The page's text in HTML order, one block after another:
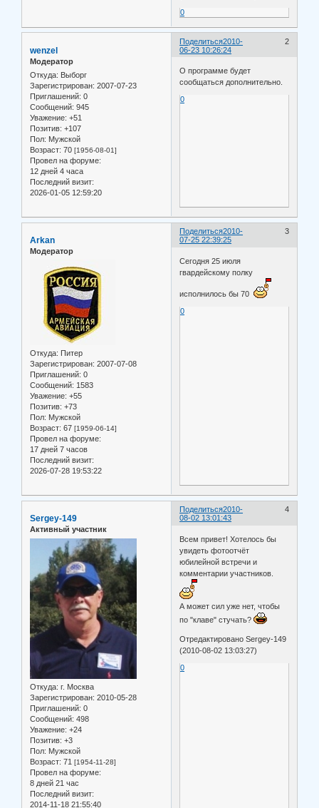
0
Поделиться 2
2010-
06-23 10:26:24
wenzel
Модератор
Откуда: Выборг
Зарегистрирован: 2007-07-23
Приглашений: 0
Сообщений: 945
Уважение: +51
Позитив: +107
Пол: Мужской
Возраст: 70 [1956-08-01]
Провел на форуме:
12 дней 4 часа
Последний визит:
2026-01-05 12:59:20
О программе будет
сообщаться дополнительно.
0
Поделиться 3
2010-
07-25 22:39:25
Arkan
Модератор
Откуда: Питер
Зарегистрирован: 2007-07-08
Приглашений: 0
Сообщений: 1583
Уважение: +55
Позитив: +73
Пол: Мужской
Возраст: 67 [1959-06-14]
Провел на форуме:
17 дней 7 часов
Последний визит:
2026-07-28 19:53:22
Сегодня 25 июля
гвардейскому полку
исполнилось бы 70
0
Поделиться 4
2010-
08-02 13:01:43
Sergey-149
Активный участник
Откуда: г. Москва
Зарегистрирован: 2010-05-28
Приглашений: 0
Сообщений: 498
Уважение: +24
Позитив: +3
Пол: Мужской
Возраст: 71 [1954-11-28]
Провел на форуме:
8 дней 21 час
Последний визит:
2014-11-18 21:55:40
Всем привет! Хотелось бы
увидеть фотоотчёт
юбилейной встречи и
комментарии участников.
А может сил уже нет, чтобы
по "клаве" стучать?
Отредактировано Sergey-149
(2010-08-02 13:03:27)
0